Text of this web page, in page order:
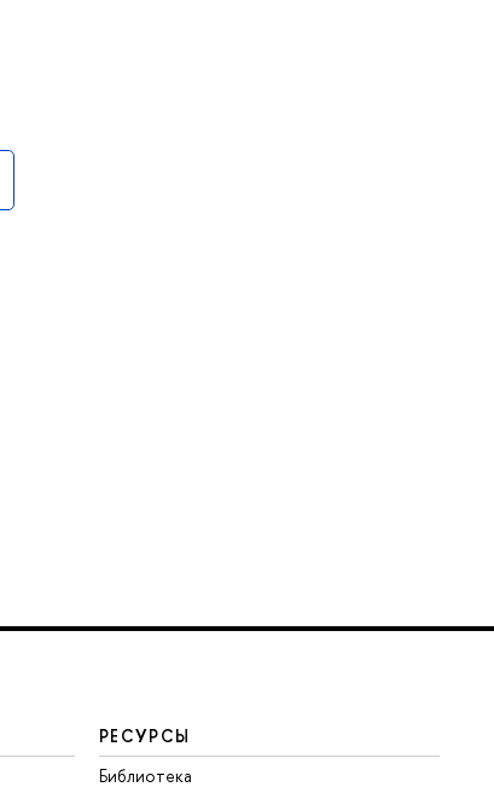
РЕСУРСЫ
Библиотека